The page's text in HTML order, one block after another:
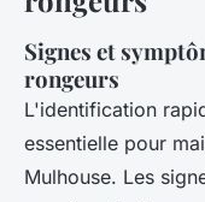
Signes et
rongeurs
L'identification
essentielle pour
Mulhouse. Les